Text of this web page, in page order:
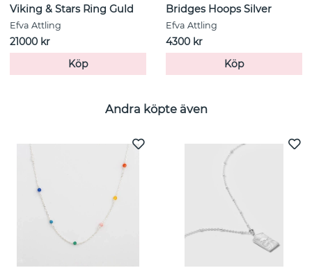
Viking & Stars Ring Guld
Efva Attling
21000 kr
Köp
Bridges Hoops Silver
Efva Attling
4300 kr
Köp
Andra köpte även